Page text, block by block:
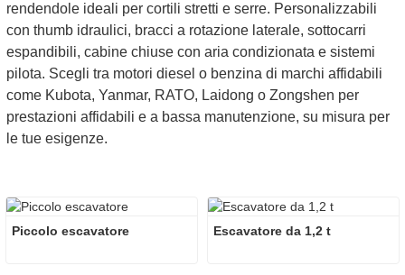
rendendole ideali per cortili stretti e serre. Personalizzabili
con thumb idraulici, bracci a rotazione laterale, sottocarri
espandibili, cabine chiuse con aria condizionata e sistemi
pilota. Scegli tra motori diesel o benzina di marchi affidabili
come Kubota, Yanmar, RATO, Laidong o Zongshen per
prestazioni affidabili e a bassa manutenzione, su misura per
le tue esigenze.
Piccolo escavatore Escavatore da 1,2 t